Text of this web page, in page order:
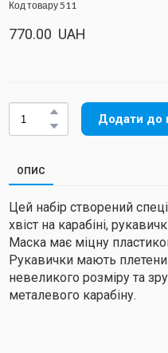
Код товару 511
770.00  UAH
Додати до
ОПИС
Цей набір створений
хвіст на карабіні,
Маска має міцну
Рукавички мають
невеликого розміру та
металевого карабіну.